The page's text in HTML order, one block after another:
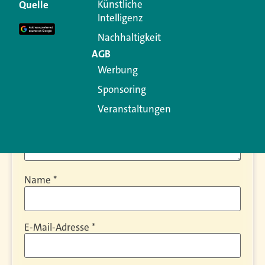
Erforderliche Felder sind mit
Kommentar
Name *
E-Mail-Adresse *
Quelle
Künstliche
Intelligenz
Nachhaltigkeit
AGB
Werbung
Sponsoring
Veranstaltungen